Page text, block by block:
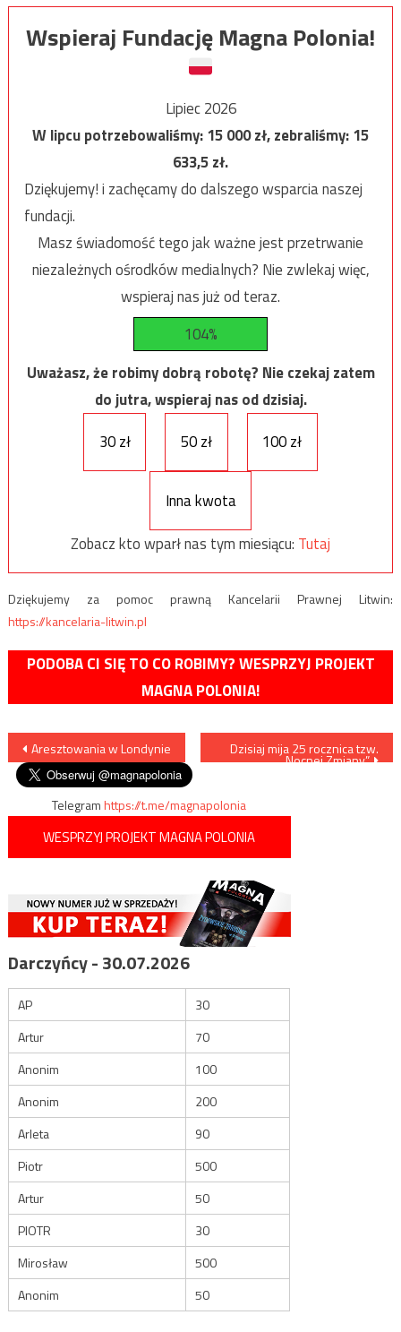
Wspieraj Fundację Magna Polonia!
Lipiec 2026
W lipcu potrzebowaliśmy:15 000zł, zebraliśmy:15
633,5zł.
Dziękujemy! i zachęcamy do dalszego wsparcia naszej
fundacji.
Masz świadomość tego jak ważne jest przetrwanie
niezależnych ośrodków medialnych? Nie zwlekaj więc,
wspieraj nas już od teraz.
104%
Uważasz, że robimy dobrą robotę? Nie czekaj zatem
do jutra, wspieraj nas od dzisiaj.
30 zł
50 zł 100 zł
Inna kwota
Zobacz kto wparł nas tym miesiącu: Tutaj
Dziękujemy za pomoc prawną Kancelarii Prawnej Litwin:
https://kancelaria-litwin.pl
PODOBA CI SIĘ TO CO ROBIMY? WESPRZYJ PROJEKT
MAGNA POLONIA!
Nawigacja
wpisu
Aresztowania w Londynie Dzisiaj mija 25 rocznica tzw.
„Nocnej Zmiany”
Telegramhttps://t.me/magnapolonia
WESPRZYJ PROJEKT MAGNA POLONIA
Darczyńcy - 30.07.2026
AP
30
Artur
70
Anonim
100
Anonim
200
Arleta
90
Piotr
500
Artur
50
PIOTR
30
Mirosław
500
Anonim
50